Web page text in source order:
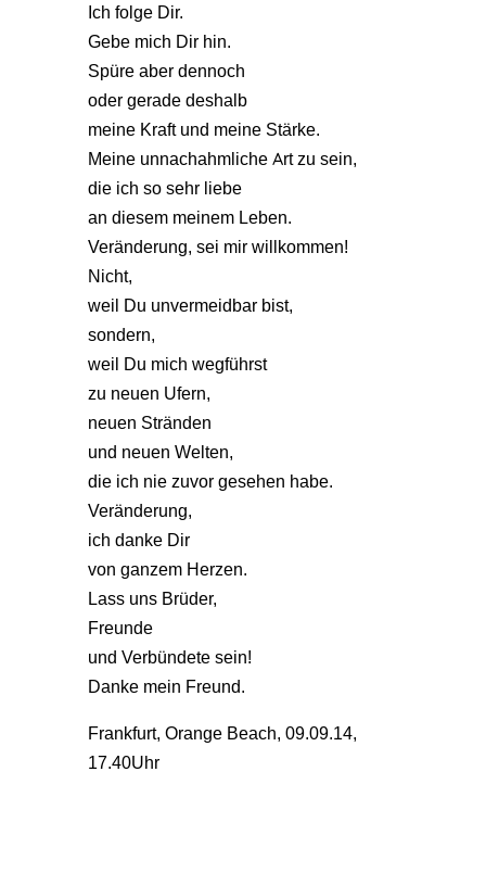
Ich folge Dir.
Gebe mich Dir hin.
Spüre aber dennoch
oder gerade deshalb
meine Kraft und meine Stärke.
Meine unnachahmliche Art zu sein,
die ich so sehr liebe
an diesem meinem Leben.
Veränderung, sei mir willkommen!
Nicht,
weil Du unvermeidbar bist,
sondern,
weil Du mich wegführst
zu neuen Ufern,
neuen Stränden
und neuen Welten,
die ich nie zuvor gesehen habe.
Veränderung,
ich danke Dir
von ganzem Herzen.
Lass uns Brüder,
Freunde
und Verbündete sein!
Danke mein Freund.
Frankfurt, Orange Beach, 09.09.14,
17.40Uhr